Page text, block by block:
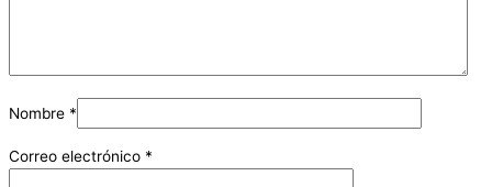
Nombre *
Correo electrónico *